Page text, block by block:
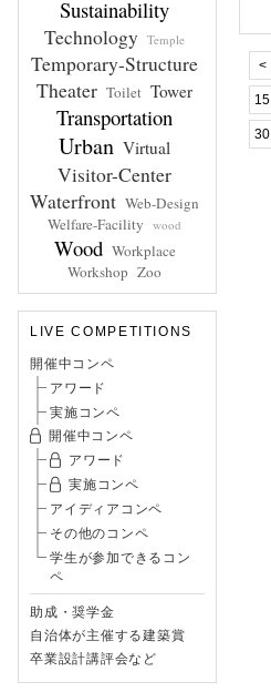
Sustainability
Technology Temple
Temporary-Structure
Theater Toilet Tower
Transportation
Urban Virtual
Visitor-Center
Waterfront Web-Design
Welfare-Facility wood
Wood Workplace
Workshop Zoo
LIVE COMPETITIONS
開催中コンペ
アワード
実施コンペ
開催中コンペ
アワード
実施コンペ
アイディアコンペ
その他のコンペ
学生が参加できるコン
ペ
助成・奨学金
自治体が主催する建築賞
卒業設計講評会など
<
15
30